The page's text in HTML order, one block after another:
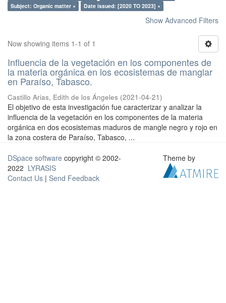
Subject: Organic matter ×
Date issued: [2020 TO 2023] ×
Show Advanced Filters
Now showing items 1-1 of 1
Influencia de la vegetación en los componentes de
la materia orgánica en los ecosistemas de manglar
en Paraíso, Tabasco.
Castillo Arias, Edith de los Ángeles (2021-04-21)
El objetivo de esta investigación fue caracterizar y analizar la
influencia de la vegetación en los componentes de la materia
orgánica en dos ecosistemas maduros de mangle negro y rojo en
la zona costera de Paraíso, Tabasco, ...
DSpace software copyright © 2002-
2022 LYRASIS
Contact Us | Send Feedback
Theme by